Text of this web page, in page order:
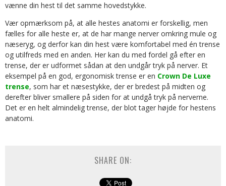
vænne din hest til det samme hovedstykke.
Vær opmærksom på, at alle hestes anatomi er forskellig, men
fælles for alle heste er, at de har mange nerver omkring mule og
næseryg, og derfor kan din hest være komfortabel med én trense
og utilfreds med en anden. Her kan du med fordel gå efter en
trense, der er udformet sådan at den undgår tryk på nerver. Et
eksempel på en god, ergonomisk trense er en Crown De Luxe
trense, som har et næsestykke, der er bredest på midten og
derefter bliver smallere på siden for at undgå tryk på nerverne.
Det er en helt almindelig trense, der blot tager højde for hestens
anatomi.
SHARE ON: